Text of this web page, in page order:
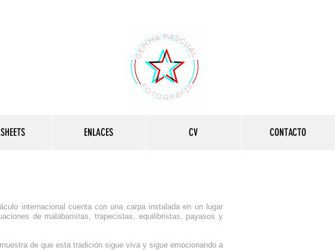
ENLACES CV CONTACTO
internacional cuenta con una carpa instalada en un lugar
de malabaristas, trapecistas, equilibristas, payasos y
de que esta tradición sigue viva y sigue emocionando a